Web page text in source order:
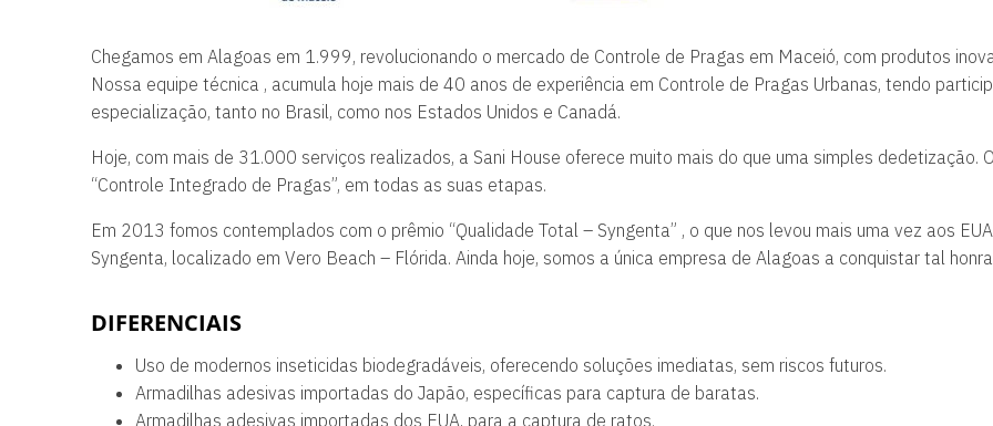
Chegamos em Alagoas em 1.999, revolucionando o mercado de Controle de Pragas em Maceió, com produtos
Nossa equipe técnica , acumula hoje mais de 40 anos de experiência em Controle de Pragas Urbanas, tendo
especialização, tanto no Brasil, como nos Estados Unidos e Canadá.
Hoje, com mais de 31.000 serviços realizados, a Sani House oferece muito mais do que uma simples dedetização.
“Controle Integrado de Pragas”, em todas as suas etapas.
Em 2013 fomos contemplados com o prêmio “Qualidade Total – Syngenta” , o que nos levou mais uma vez aos
Syngenta, localizado em Vero Beach – Flórida. Ainda hoje, somos a única empresa de Alagoas a conquistar tal
DIFERENCIAIS
Uso de modernos inseticidas biodegradáveis, oferecendo soluções imediatas, sem riscos futuros.
Armadilhas adesivas importadas do Japão, específicas para captura de baratas.
Armadilhas adesivas importadas dos EUA, para a captura de ratos.